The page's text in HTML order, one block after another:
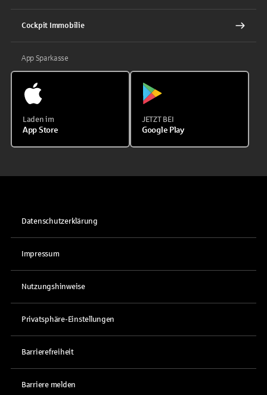
Cockpit Immobilie
App Sparkasse
Laden im
App Store
JETZT BEI
Google Play
Datenschutzerklärung
Impressum
Nutzungshinweise
Privatsphäre-Einstellungen
Barrierefreiheit
Barriere melden